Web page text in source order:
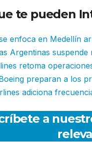
te pueden
enfoca en Medellín
Argentinas
retoma
preparan a los
adiciona
a